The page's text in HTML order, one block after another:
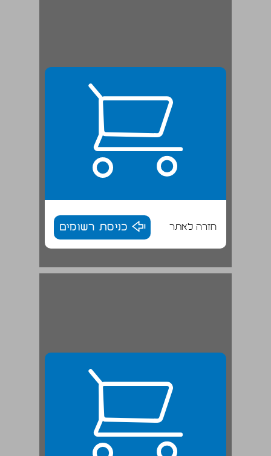
חזרה לאתר כניסת רשומים